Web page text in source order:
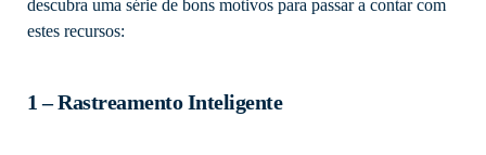
descubra uma série de bons motivos para passar a contar com
estes recursos:
1 – Rastreamento Inteligente